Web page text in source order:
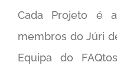
Cada Projeto é
membros do Júri
Equipa do